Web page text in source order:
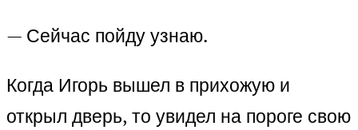
— Сейчас пойду узнаю.
Когда Игорь вышел в прихожую и
открыл дверь, то увидел на пороге свою